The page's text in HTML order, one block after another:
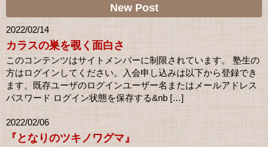
New Post
2022/02/14
カラスの巣を覗く面白さ
このコンテンツはサイトメンバーに制限されています。 塾生の
方はログインしてください。入会申し込みは以下から登録でき
ます。既存ユーザのログインユーザー名またはメールアドレス
パスワード ログイン状態を保存する&nb […]
2022/02/06
『となりのツキノワグマ』